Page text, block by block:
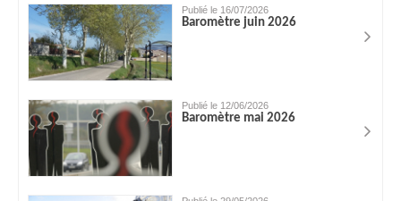
Publié le 16/07/2026
Baromètre juin 2026
Publié le 12/06/2026
Baromètre mai 2026